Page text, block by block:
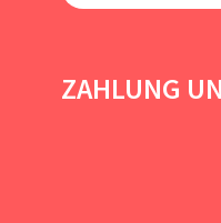
ZAHLUNG